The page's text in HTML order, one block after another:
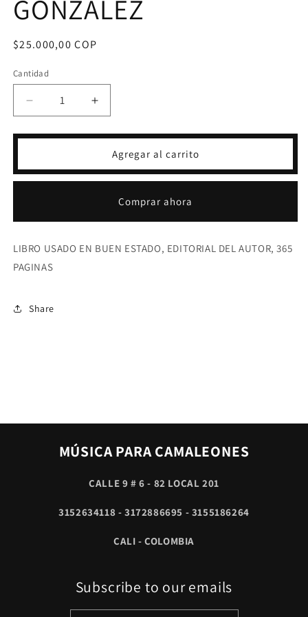
GONZALEZ
Precio
$25.000,00 COP
Cantidad
Reducir
cantidad
para
-
GONZALEZ
Aumentar
cantidad
para
CUATRO
AMORES
-
GALLO
GONZALEZ
Agregar al carrito
Comprar ahora
LIBRO USADO EN BUEN ESTADO, EDITORIAL DEL AUTOR, 365
PAGINAS
Share
MÚSICA PARA CAMALEONES
CALLE 9 # 6 - 82 LOCAL 201
3152634118 - 3172886695 - 3155186264
CALI - COLOMBIA
Subscribe to our emails